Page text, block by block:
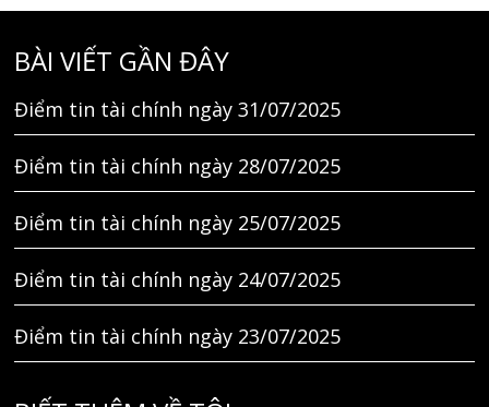
BÀI VIẾT GẦN ĐÂY
Điểm tin tài chính ngày 31/07/2025
Điểm tin tài chính ngày 28/07/2025
Điểm tin tài chính ngày 25/07/2025
Điểm tin tài chính ngày 24/07/2025
Điểm tin tài chính ngày 23/07/2025